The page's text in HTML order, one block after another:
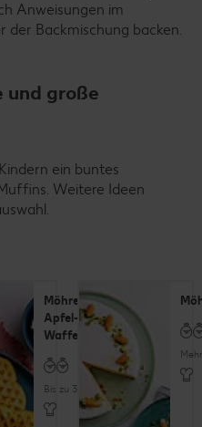
Anweisungen im
der Backmischung backen.
und große
ein buntes
Weitere Ideen
Möhren-
Apfel-
Waffeln
Bis zu 30 Minuten